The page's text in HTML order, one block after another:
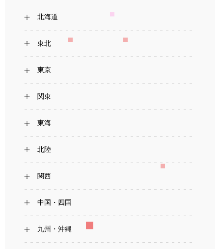
北海道
東北
東京
関東
東海
北陸
関西
中国・四国
九州・沖縄